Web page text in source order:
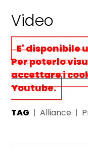
Video
E' disponibile
Per poterlo
accettare i
Youtube.
TAG Alliance